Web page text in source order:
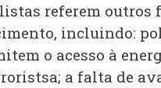
referem outros
incluindo:
o acesso à
a falta de